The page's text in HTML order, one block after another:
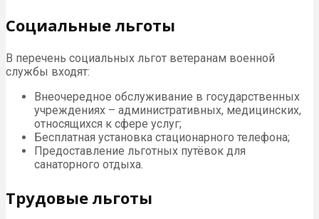
Социальные льготы
В перечень социальных льгот ветеранам военной
службы входят:
Внеочередное обслуживание в государственных
учреждениях – административных, медицинских,
относящихся к сфере услуг;
Бесплатная установка стационарного телефона;
Предоставление льготных путёвок для
санаторного отдыха.
Трудовые льготы